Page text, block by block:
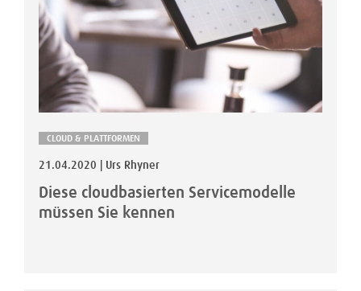
CLOUD & PLATTFORMEN
21.04.2020 | Urs Rhyner
Diese cloudbasierten Servicemodelle
müssen Sie kennen